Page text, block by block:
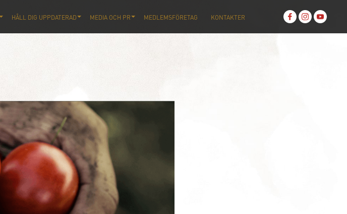
HÅLL DIG UPPDATERAD MEDIA OCH PR MEDLEMSFÖRETAG KONTAKTER